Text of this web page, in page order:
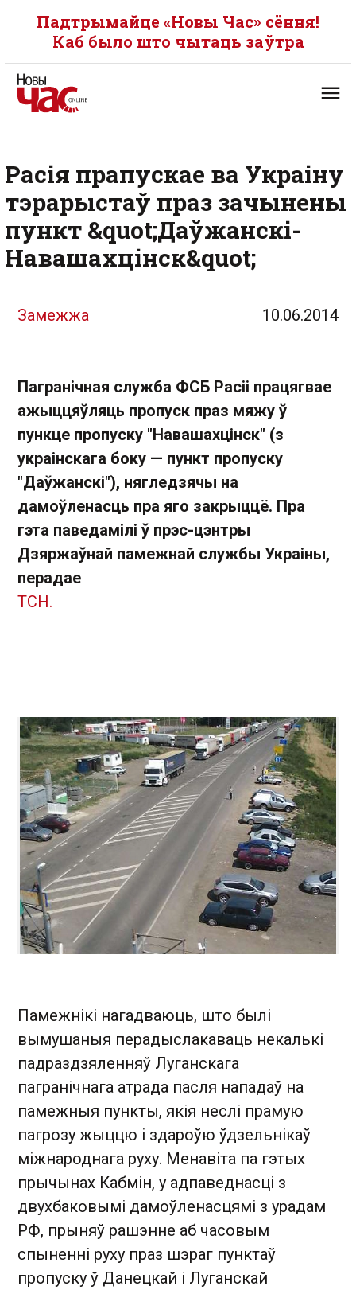
Падтрымайце «Новы Час» сёння!
Каб было што чытаць заўтра
Расія прапускае ва Украіну
тэрарыстаў праз зачынены
пункт &quot;Даўжанскі-
Навашахцінск&quot;
Замежжа 10.06.2014
Пагранічная служба ФСБ Расіі працягвае
ажыццяўляць пропуск праз мяжу ў
пункце пропуску "Навашахцінск" (з
украінскага боку — пункт пропуску
"Даўжанскі"), нягледзячы на ​​
дамоўленасць пра яго закрыццё. Пра
гэта паведамілі ў прэс-цэнтры
Дзяржаўнай памежнай службы Украіны,
перадае
ТСН.
Памежнікі нагадваюць, што былі
вымушаныя перадыслакаваць некалькі
падраздзяленняў Луганскага
пагранічнага атрада пасля нападаў на
памежныя пункты, якія неслі прамую
пагрозу жыццю і здароўю ўдзельнікаў
міжнароднага руху. Менавіта па гэтых
прычынах Кабмін, у адпаведнасці з
двухбаковымі дамоўленасцямі з урадам
РФ, прыняў рашэнне аб часовым
спыненні руху праз шэраг пунктаў
пропуску ў Данецкай і Луганскай